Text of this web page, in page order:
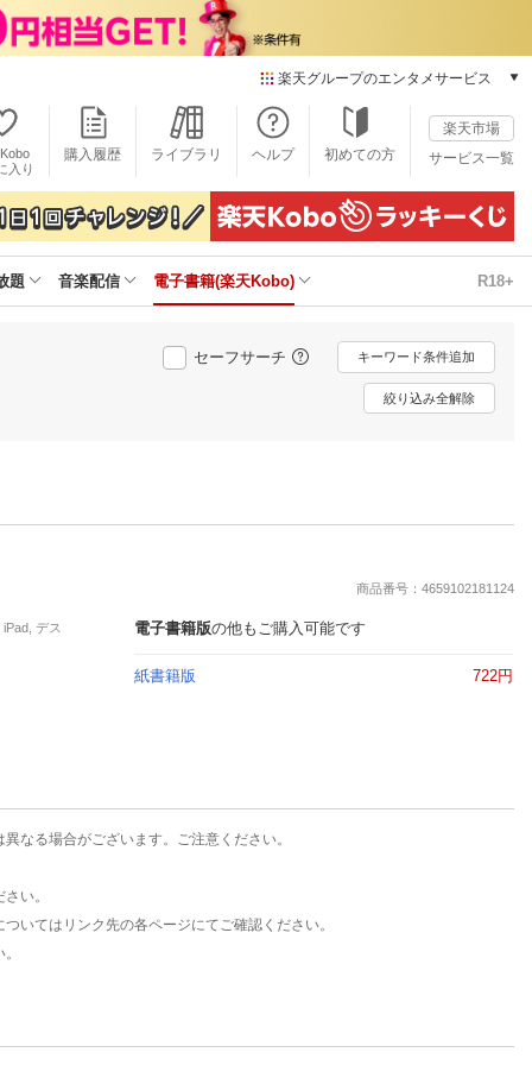
楽天グループのエンタメサービス
本/ゲーム/CD/DVD
楽天ブックス
電子書籍
楽天Kobo
雑誌読み放題
楽天ミュージック
動画配信
楽天TV
動画配信ガイド
推し楽
入り
購入履歴 ライブラリ ヘルプ 初めての方
楽天市場
サービス一覧
題 音楽配信 電子書籍(楽天Kobo) R18+
セーフサーチ キーワード条件追加
絞り込み全解除
商品番号：4659102181124
デス
電子書籍版の他もご購入可能です
紙書籍版 722円
なる場合がございます。ご注意ください。
い。
いてはリンク先の各ページにてご確認ください。